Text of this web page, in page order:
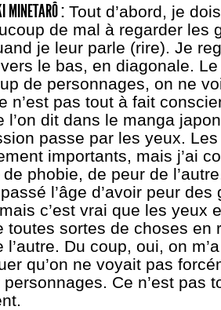
MINETARÔ :Tout d’abord, je
de mal à regarder les
je leur parle (rire). Je
le bas, en diagonale.
de personnages, on ne
n’est pas tout à fait
l’on dit dans le manga
passe par les yeux.
importants, mais j’ai
phobie, de peur de
l’âge d’avoir peur des
c’est vrai que les yeux
toutes sortes de choses en
l’autre. Du coup, oui, on
qu’on ne voyait pas
Ce n’est pas